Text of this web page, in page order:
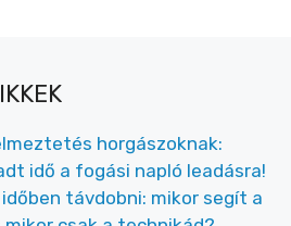
horgászoknak:
idő a fogási napló leadásra!
távdobni: mikor segít a